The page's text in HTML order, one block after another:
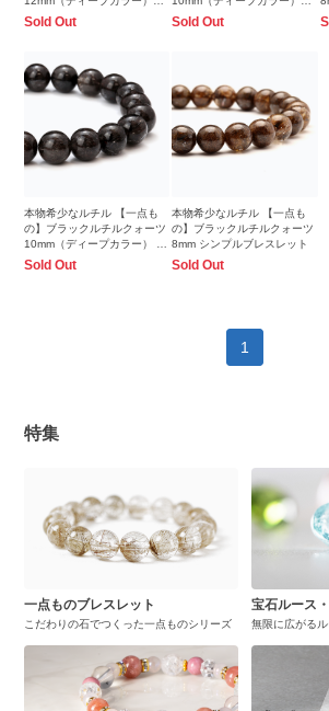
ンプルブレスレット
Sold Out
ンプルブレスレット
Sold Out
本物希少なルチル 【一点も
の】ブラックルチルクォーツ
10mm（ディープカラー） シ
ンプルブレスレット
Sold Out
本物希少なルチル 【一点も
の】ブラックルチルクォーツ
8mm シンプルブレスレット
Sold Out
1
特集
一点ものブレスレット
こだわりの石でつくった一点ものシリーズ
宝石ルース
無限に広がる